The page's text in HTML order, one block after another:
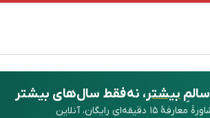
بیشتر، نه فقط سال‌های بیشتر
۱۵ دقیقه‌ای رایگان، آنلاین